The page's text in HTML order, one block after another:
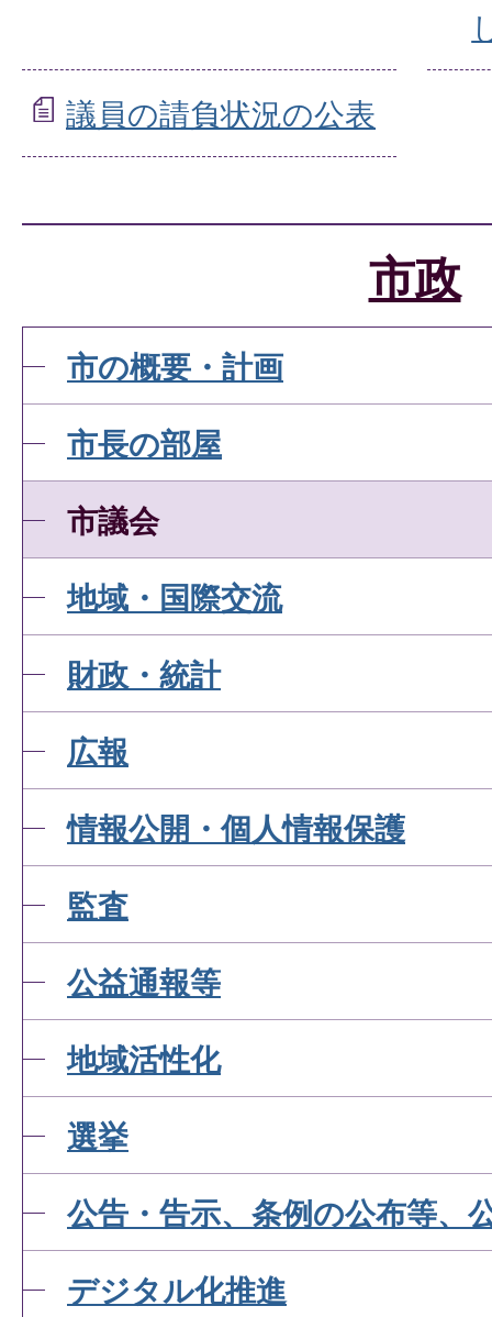
議員の請負状況の公表
市政
市の概要・計画
市長の部屋
市議会
地域・国際交流
財政・統計
広報
情報公開・個人情報保護
監査
公益通報等
地域活性化
選挙
公告・告示、条例の公布等、
デジタル化推進